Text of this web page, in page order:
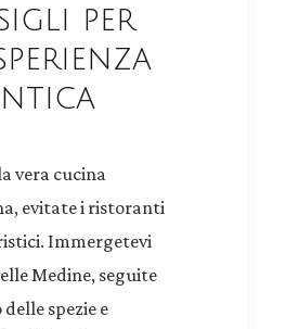
per
vera cucina
evitate i ristoranti
Immergetevi
Medine, seguite
spezie e